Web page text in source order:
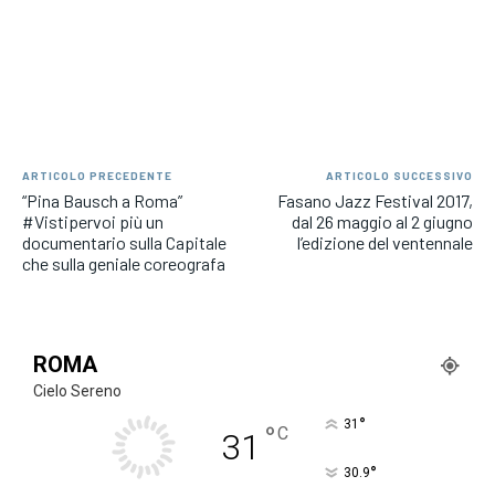
ARTICOLO PRECEDENTE
“Pina Bausch a Roma”
#Vistipervoi più un
documentario sulla Capitale
che sulla geniale coreografa
ARTICOLO SUCCESSIVO
Fasano Jazz Festival 2017,
dal 26 maggio al 2 giugno
l’edizione del ventennale
ROMA
Cielo Sereno
31 °C 31 °
30.9°